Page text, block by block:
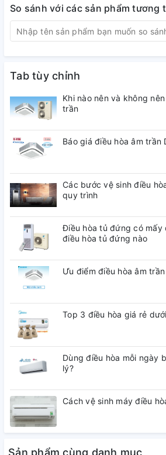
Màu sản
Màu đen mặt gương
Mức tiêu
lượng
Điện áp
sử
Tổng
dung
tích sử
dụng(L)
420
Dung
tích ngăn
Dung
tích ngăn
Số cửa
Số người
So sánh với các sản phẩm tương
Tab tùy chỉnh
Khi nào nên và không
trần
Báo giá điều hòa âm trần
Các bước vệ sinh điều
quy trình
Điều hòa tủ đứng có mấy
điều hòa tủ đứng nào
Ưu điểm điều hòa âm
Top 3 điều hòa giá rẻ
Dùng điều hòa mỗi ngày
lý?
Cách vệ sinh máy điều
Sản phẩm cùng danh mục